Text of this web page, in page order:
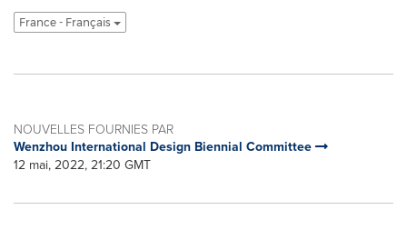
France - Français
NOUVELLES FOURNIES PAR
Wenzhou International Design Biennial Committee
12 mai, 2022, 21:20 GMT